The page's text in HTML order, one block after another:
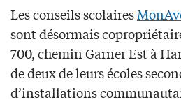
Les conseils scolaires
sont désormais
700, chemin Garner Est à
de deux de leurs écoles
d’installations